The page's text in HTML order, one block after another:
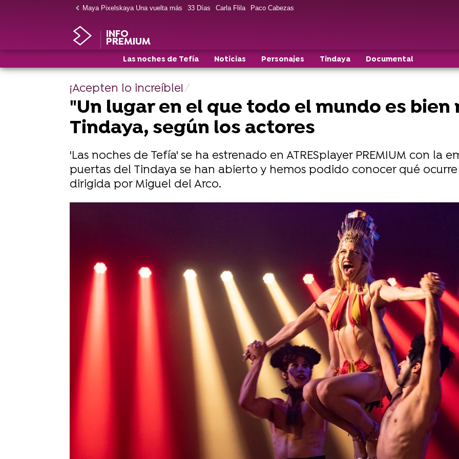
Maya Pixelskaya Una vuelta más 33 Días Carla Flila Paco Cabezas
INFO
PREMIUM
Las noches de Tefía Noticias Personajes Tindaya Documental
¡Acepten lo increíble!
"Un lugar en el que todo el mundo es bien
Tindaya, según los actores
'Las noches de Tefía' se ha estrenado en ATRESplayer PREMIUM con la
puertas del Tindaya se han abierto y hemos podido conocer qué
dirigida por Miguel del Arco.
WhatsappFacebook
Twitter
, que da vida a Carlos Arencibia 'Charli' en 'Las
noches de Tefía', cuenta que el Tindaya es un music hall, un cabaret